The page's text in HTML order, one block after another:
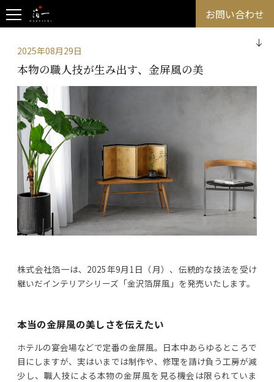
お問い合わせ
2025年08月29日
本物の職人技が生み出す、金屏風の美
株式会社箔一は、2025年9月1日（月）、伝統的な技法を受け
継いだインテリアシリーズ「金沢箔屏風」を発売いたします。
本当の金屏風の美しさを伝えたい
ホテルの宴会場などで定番の金屏風。日本中あらゆるところで
目にしますが、実はいまでは制作や、修理を請け負う工房が減
少し、職人技による本物の金屏風を見る機会は限られていま